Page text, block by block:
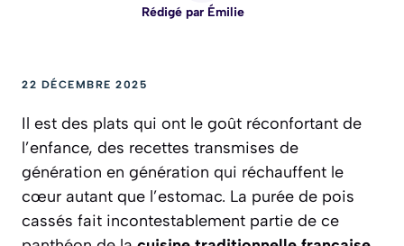
Rédigé par Émilie
22 DÉCEMBRE 2025
Il est des plats qui ont le goût réconfortant de
l’enfance, des recettes transmises de
génération en génération qui réchauffent le
cœur autant que l’estomac. La purée de pois
cassés fait incontestablement partie de ce